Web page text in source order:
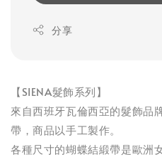
分享
【SIENA髮飾系列】
來自西班牙瓦倫西亞的髮飾品
帶，商品以手工製作。
各種尺寸的蝴蝶結緞帶是歐洲